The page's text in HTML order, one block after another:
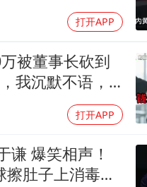
打开APP
被董事长砍到
我沉默不语，
出12倍薪资挖走
打开APP
谦 爆笑相声！
擦肚子上消毒，